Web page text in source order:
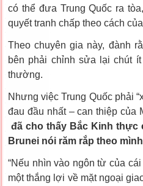
có thể đưa Trung Quốc ra
quyết tranh chấp theo cách
Theo chuyên gia này, đành
bên phải chỉnh sửa lại chút
thường.
Nhưng việc Trung Quốc phải
đau đầu nhất – can thiệp của
đã cho thấy Bắc Kinh thực
Brunei nói răm rắp theo
“Nếu nhìn vào ngôn từ của
một thắng lợi về mặt ngoại